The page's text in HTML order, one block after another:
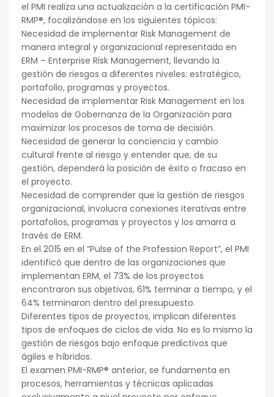
el PMI realiza una actualización a la certificación PMI-
RMP®, focalizándose en los siguientes tópicos:
Necesidad de implementar Risk Management de
manera integral y organizacional representado en
ERM – Enterprise Risk Management, llevando la
gestión de riesgos a diferentes niveles: estratégico,
portafolio, programas y proyectos.
Necesidad de implementar Risk Management en los
modelos de Gobernanza de la Organización para
maximizar los procesos de toma de decisión.
Necesidad de generar la conciencia y cambio
cultural frente al riesgo y entender que, de su
gestión, dependerá la posición de éxito o fracaso en
el proyecto.
Necesidad de comprender que la gestión de riesgos
organizacional, involucra conexiones iterativas entre
portafolios, programas y proyectos y los amarra a
través de ERM.
En el 2015 en el “Pulse of the Profession Report”, el PMI
identificó que dentro de las organizaciones que
implementan ERM, el 73% de los proyectos
encontraron sus objetivos, 61% terminar a tiempo, y el
64% terminaron dentro del presupuesto.
Diferentes tipos de proyectos, implican diferentes
tipos de enfoques de ciclos de vida. No es lo mismo la
gestión de riesgos bajo enfoque predictivos que
ágiles e híbridos.
El examen PMI-RMP® anterior, se fundamenta en
procesos, herramientas y técnicas aplicadas